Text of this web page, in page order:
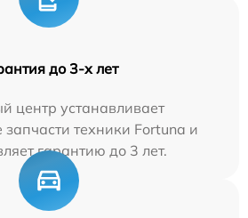
до 3-х лет
центр устанавливает
техники Fortuna и
гарантию до 3 лет.